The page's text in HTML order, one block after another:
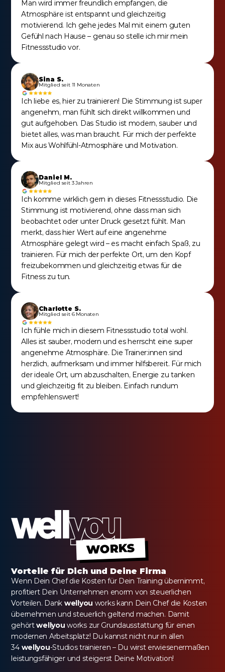
Man wird immer freundlich empfangen, die
Atmosphäre ist entspannt und gleichzeitig
motivierend. Ich gehe jedes Mal mit einem guten
Gefühl nach Hause – genau so stelle ich mir mein
Fitnessstudio vor.
Sina S.
Mitglied seit 11 Monaten
Ich liebe es, hier zu trainieren! Die Stimmung ist super
angenehm, man fühlt sich direkt willkommen und
gut aufgehoben. Das Studio ist modern, sauber und
bietet alles, was man braucht. Für mich der perfekte
Mix aus Wohlfühl-Atmosphäre und Motivation.
Charlotte S.
Mitglied seit 6 Monaten
Ich fühle mich in diesem Fitnessstudio total wohl.
Alles ist sauber, modern und es herrscht eine super
angenehme Atmosphäre. Die Trainer:innen sind
herzlich, aufmerksam und immer hilfsbereit. Für mich
der ideale Ort, um abzuschalten, Energie zu tanken
und gleichzeitig fit zu bleiben. Einfach rundum
empfehlenswert!
Daniel M.
Mitglied seit 3 Jahren
Ich komme wirklich gern in dieses Fitnessstudio. Die
Stimmung ist motivierend, ohne dass man sich
beobachtet oder unter Druck gesetzt fühlt. Man
merkt, dass hier Wert auf eine angenehme
Atmosphäre gelegt wird – es macht einfach Spaß, zu
trainieren. Für mich der perfekte Ort, um den Kopf
freizubekommen und gleichzeitig etwas für die
Fitness zu tun.
WORKS
Vorteile für Dich und Deine Firma
Wenn Dein Chef die Kosten für Dein Training übernimmt,
profitiert Dein Unternehmen enorm von steuerlichen
Vorteilen. Dank wellyou works kann Dein Chef die Kosten
übernehmen und steuerlich geltend machen. Damit
gehört wellyou works zur Grundausstattung für einen
modernen Arbeitsplatz! Du kannst nicht nur in allen
34 wellyou-Studios trainieren – Du wirst erwiesenermaßen
leistungsfähiger und steigerst Deine Motivation!